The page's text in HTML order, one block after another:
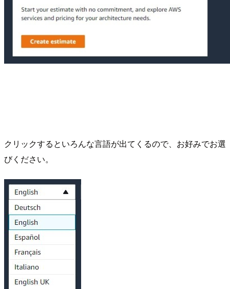
クリックするといろんな言語が出てくるので、お好みでお選
びください。